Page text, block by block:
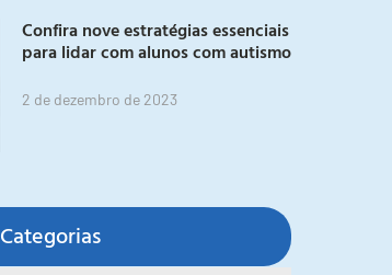
Confira nove estratégias essenciais
para lidar com alunos com autismo
2 de dezembro de 2023
Categorias